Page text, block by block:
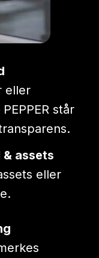
eller
står
assets
eller